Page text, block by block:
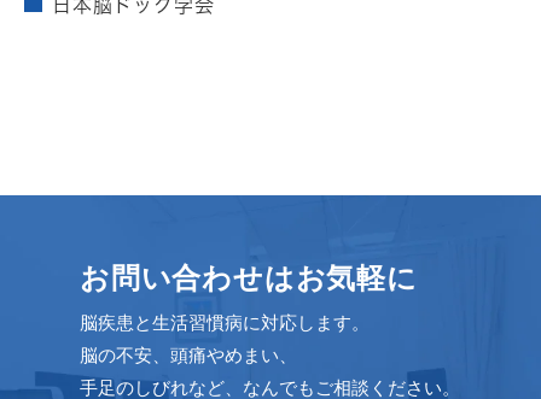
日本脳ドック学会
お問い合わせはお気軽に
脳疾患と生活習慣病に対応します。
脳の不安、頭痛やめまい、
手足のしびれなど、なんでもご相談ください。